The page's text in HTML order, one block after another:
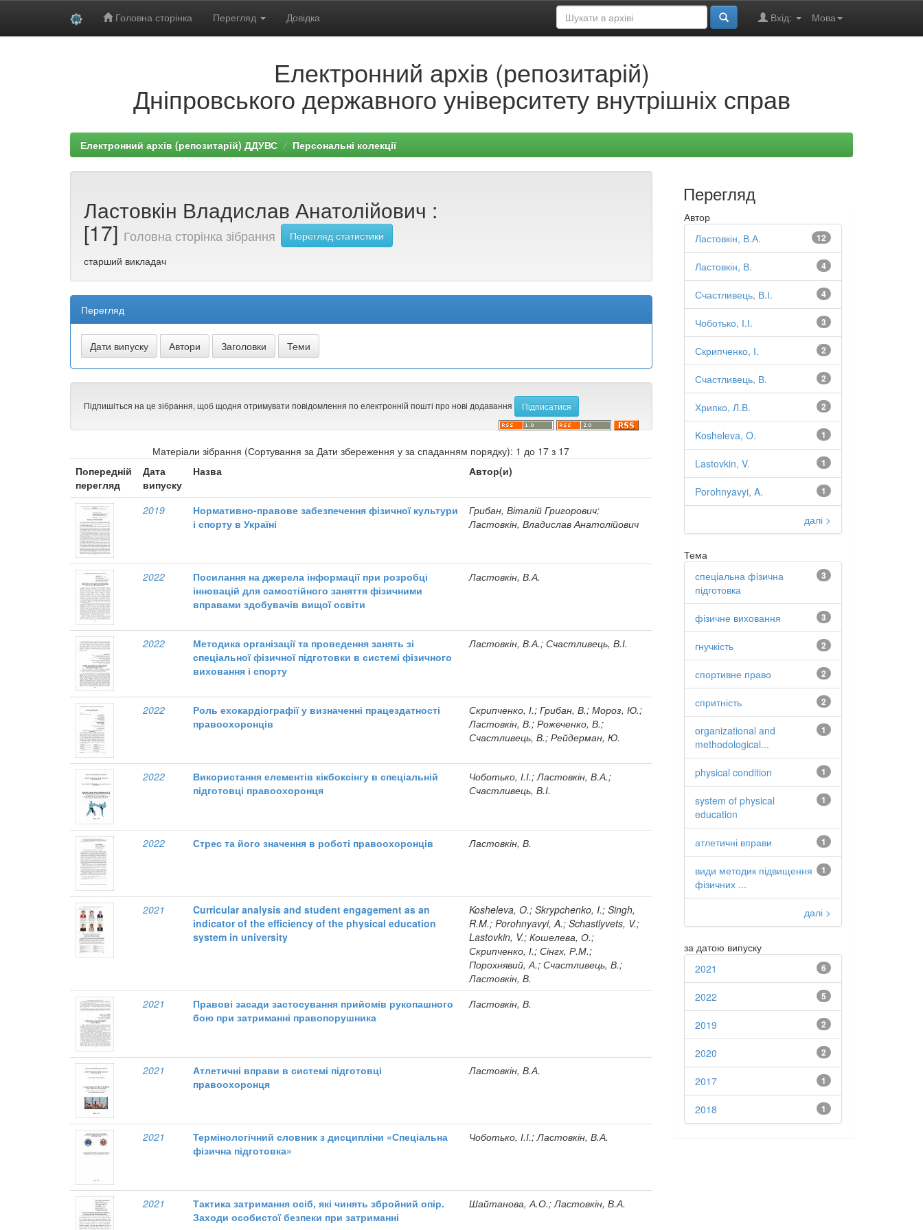
Головна сторінка Перегляд Довідка Мова
Вхід:
Електронний архів (репозитарій)
Дніпровського державного університету внутрішніх справ
Електронний архів (репозитарій) ДДУВС Персональні колекції
Ластовкін Владислав Анатолійович :
[17] Головна сторінка зібрання
Перегляд статистики
старший викладач
Перегляд
Підпишіться на це зібрання, щоб щодня отримувати повідомлення по електронній пошті про нові додавання
Матеріали зібрання (Сортування за Дати збереження у за спаданням порядку): 1 до 17 з 17
Попередній
перегляд
Дата
випуску
Назва Автор(и)
2019
Нормативно-правове забезпечення фізичної культури
і спорту в Україні
Грибан, Віталій Григорович;
Ластовкін, Владислав Анатолійович
2022
Посилання на джерела інформації при розробці
інновацій для самостійного заняття фізичними
вправами здобувачів вищої освіти
Ластовкін, В.А.
2022
Методика організації та проведення занять зі
спеціальної фізичної підготовки в системі фізичного
виховання і спорту
Ластовкін, В.А.; Счастливець, В.І.
2022
Роль ехокардіографії у визначенні працездатності
правоохоронців
Скрипченко, І.; Грибан, В.; Мороз, Ю.;
Ластовкін, В.; Рожеченко, В.;
Счастливець, В.; Рейдерман, Ю.
2022
Використання елементів кікбоксінгу в спеціальній
підготовці правоохоронця
Чоботько, І.І.; Ластовкін, В.А.;
Счастливець, В.І.
2022 Стрес та його значення в роботі правоохоронців Ластовкін, В.
2021
Curricular analysis and student engagement as an
indicator of the efficiency of the physical education
system in university
Kosheleva, O.; Skrypchenko, I.; Singh,
R.M.; Porohnyavyi, A.; Schastlyvets, V.;
Lastovkin, V.; Кошелева, О.;
Скрипченко, І.; Сінгх, Р.М.;
Порохнявий, А.; Счастливець, В.;
Ластовкін, В.
2021
Правові засади застосування прийомів рукопашного
бою при затриманні правопорушника
Ластовкін, В.
2021
Атлетичні вправи в системі підготовці
правоохоронця
Ластовкін, В.А.
2021
Термінологічний словник з дисципліни «Спеціальна
фізична підготовка»
Чоботько, І.І.; Ластовкін, В.А.
2021
Тактика затримання осіб, які чинять збройний опір.
Заходи особистої безпеки при затриманні
Шайтанова, А.О.; Ластовкін, В.А.
Перегляд
Автор
12
Ластовкін, В.А.
4
Ластовкін, В.
4
Счастливець, В.І.
3
Чоботько, І.І.
2
Скрипченко, І.
2
Счастливець, В.
2
Хрипко, Л.В.
1
Kosheleva, O.
1
Lastovkin, V.
1
Porohnyavyi, A.
далі >
Тема
3
спеціальна фізична
підготовка
3
фізичне виховання
2
гнучкість
2
спортивне право
2
спритність
1
organizational and
methodological...
1
physical condition
1
system of physical
education
1
атлетичні вправи
1
види методик підвищення
фізичних ...
далі >
за датою випуску
6
2021
5
2022
2
2019
2
2020
1
2017
1
2018